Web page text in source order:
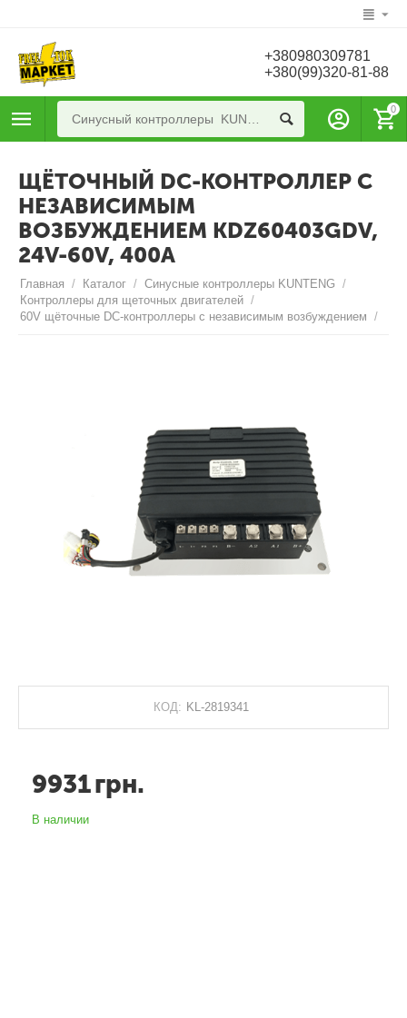
+380980309781
+380(99)320-81-88
0
ЩЁТОЧНЫЙ DC-КОНТРОЛЛЕР С
НЕЗАВИСИМЫМ
ВОЗБУЖДЕНИЕМ KDZ60403GDV,
24V-60V, 400A
Главная / Каталог / Синусные контроллеры KUNTENG
/
Контроллеры для щеточных двигателей /
60V щёточные DC-контроллеры с независимым возбуждением
/
КОД: KL-2819341
9931грн.
В наличии